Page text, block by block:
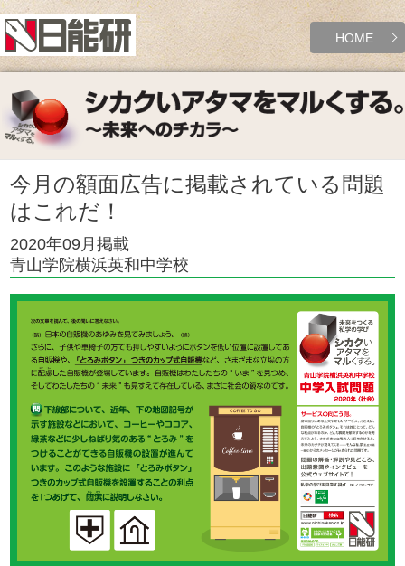
HOME
今月の額面広告に掲載されている問題
はこれだ！
2020年09月掲載
青山学院横浜英和中学校